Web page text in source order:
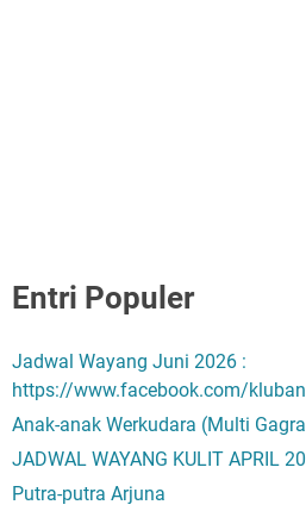
Entri Populer
Jadwal Wayang Juni 2026 :
https://www.facebook.com/
Anak-anak Werkudara (Multi
JADWAL WAYANG KULIT APRIL
Putra-putra Arjuna